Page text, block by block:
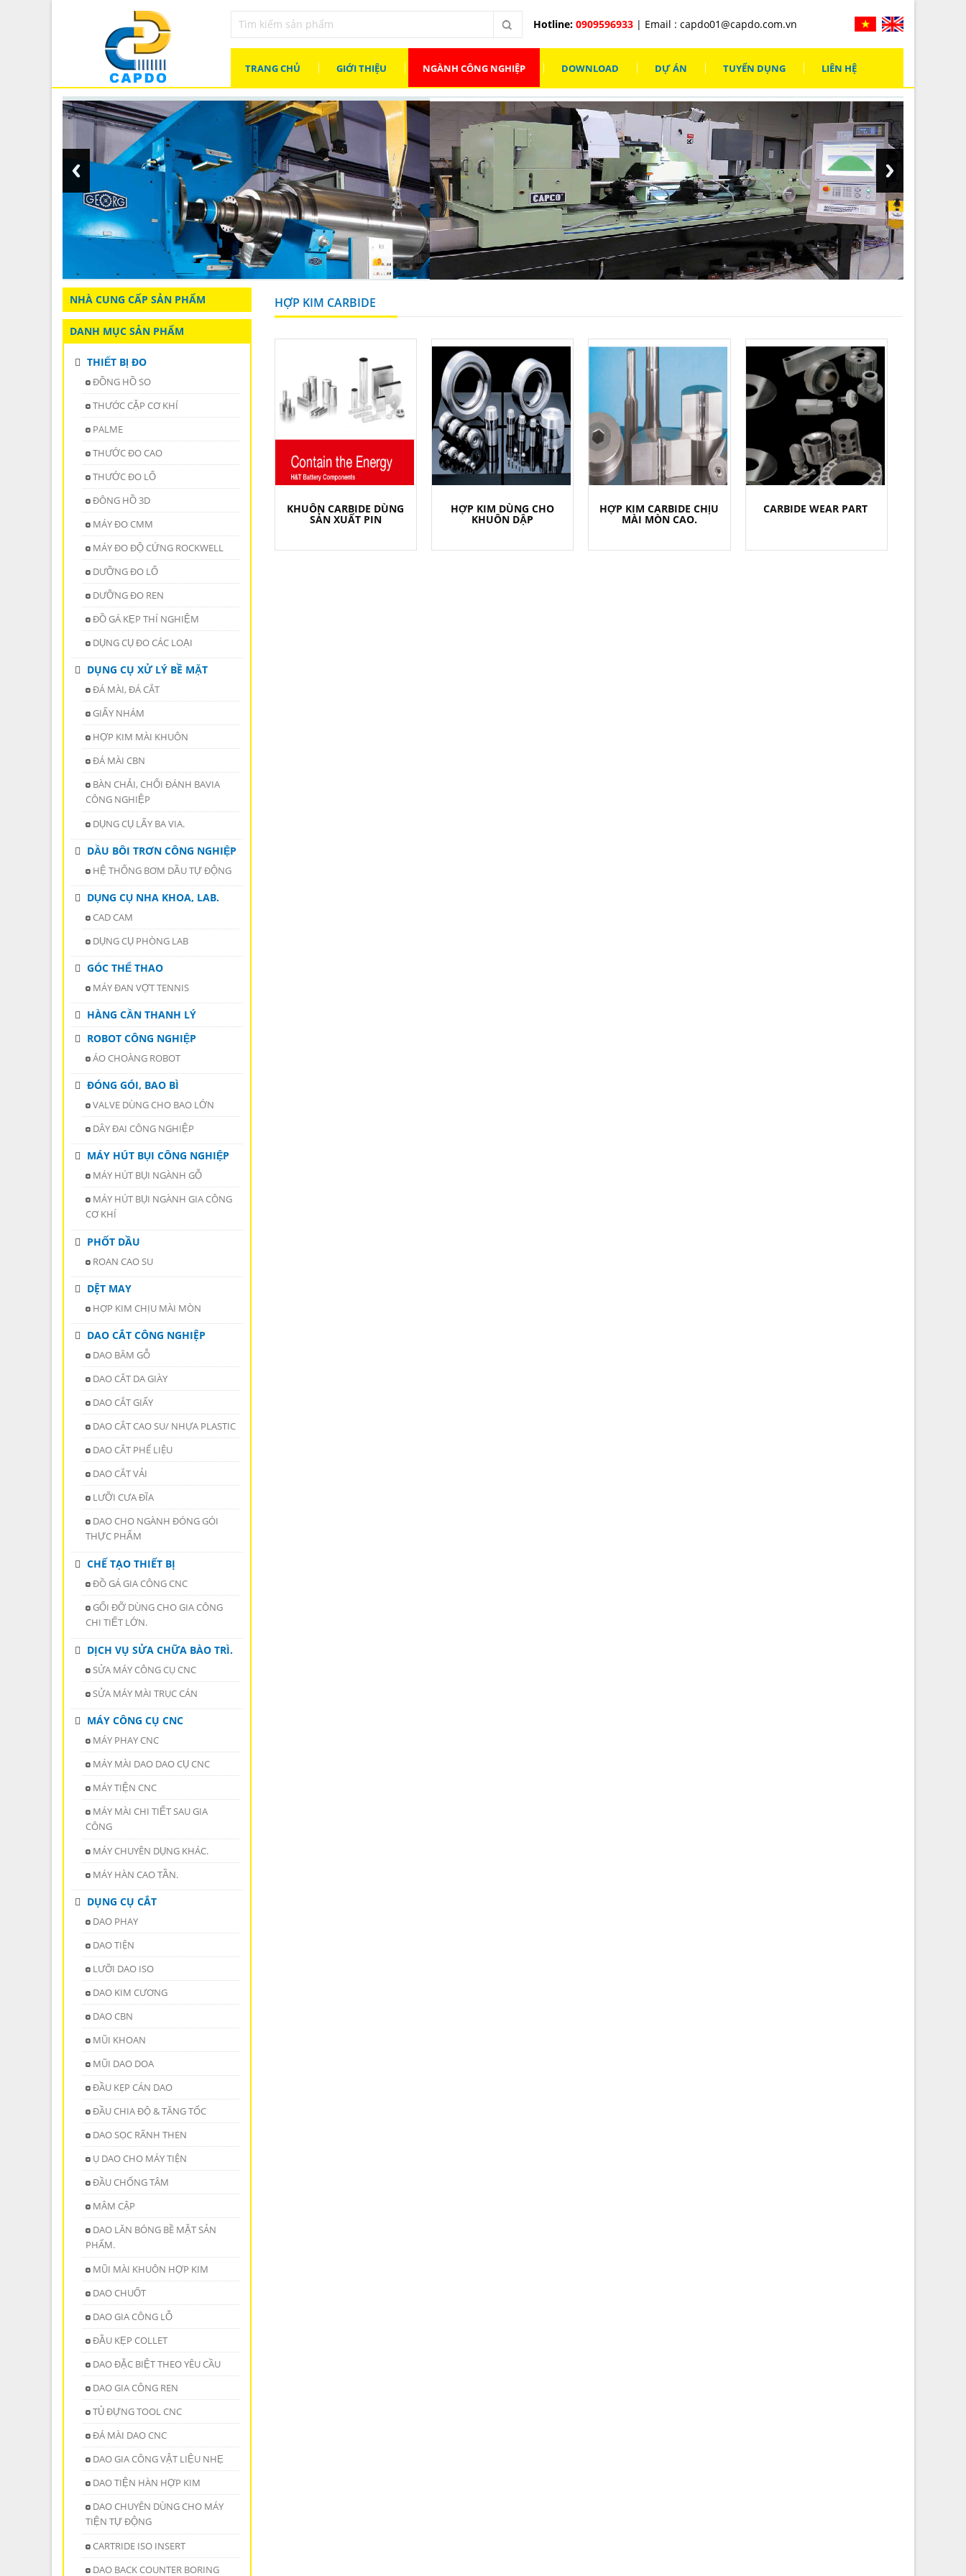
Hotline:0909596933 | Email :capdo01@capdo.com.vn
TRANG CHỦ GIỚI THIỆU NGÀNH CÔNG NGHIỆP DOWNLOAD DỰ ÁN TUYỂN DỤNG LIÊN HỆ
NHÀ CUNG CẤP SẢN PHẨM
DANH MỤC SẢN PHẨM
THIẾT BỊ ĐO
ĐỒNG HỒ SO
THƯỚC CẶP CƠ KHÍ
PALME
THƯỚC ĐO CAO
THƯỚC ĐO LỔ
ĐÔNG HỒ 3D
MÁY ĐO CMM
MÁY ĐO ĐỘ CỨNG ROCKWELL
DƯỠNG ĐO LỔ
DƯỠNG ĐO REN
ĐỒ GÁ KẸP THÍ NGHIỆM
DỤNG CỤ ĐO CÁC LOẠI
DỤNG CỤ XỬ LÝ BỀ MẶT
ĐÁ MÀI, ĐÁ CẮT
GIẤY NHÁM
HỢP KIM MÀI KHUÔN
ĐÁ MÀI CBN
BÀN CHẢI, CHỔI ĐÁNH BAVIA
CÔNG NGHIỆP
DỤNG CỤ LẤY BA VIA.
DẦU BÔI TRƠN CÔNG NGHIỆP
HỆ THỐNG BƠM DẦU TỰ ĐỘNG
DỤNG CỤ NHA KHOA, LAB.
CAD CAM
DỤNG CỤ PHÒNG LAB
GÓC THỂ THAO
MÁY ĐAN VỢT TENNIS
HÀNG CẦN THANH LÝ
ROBOT CÔNG NGHIỆP
ÁO CHOÀNG ROBOT
ĐÓNG GÓI, BAO BÌ
VALVE DÙNG CHO BAO LỚN
DÂY ĐAI CÔNG NGHIỆP
MÁY HÚT BỤI CÔNG NGHIỆP
MÁY HÚT BỤI NGÀNH GỖ
MÁY HÚT BỤI NGÀNH GIA CÔNG
CƠ KHÍ
PHỐT DẦU
ROAN CAO SU
DỆT MAY
HỢP KIM CHỊU MÀI MÒN
DAO CẮT CÔNG NGHIỆP
DAO BĂM GỖ
DAO CẮT DA GIÀY
DAO CẮT GIẤY
DAO CẮT CAO SU/ NHỰA PLASTIC
DAO CẮT PHẾ LIỆU
DAO CẮT VẢI
LƯỠI CƯA ĐĨA
DAO CHO NGÀNH ĐÓNG GÓI
THỰC PHẨM
CHẾ TẠO THIẾT BỊ
ĐỒ GÁ GIA CÔNG CNC
GỐI ĐỠ DÙNG CHO GIA CÔNG
CHI TIẾT LỚN.
DỊCH VỤ SỬA CHỮA BÀO TRÌ.
SỬA MÁY CÔNG CỤ CNC
SỬA MÁY MÀI TRỤC CÁN
MÁY CÔNG CỤ CNC
MÁY PHAY CNC
MÁY MÀI DAO DAO CỤ CNC
MÁY TIỆN CNC
MÁY MÀI CHI TIẾT SAU GIA
CÔNG
MÁY CHUYÊN DỤNG KHÁC.
MÁY HÀN CAO TẦN.
DỤNG CỤ CẮT
DAO PHAY
DAO TIỆN
LƯỠI DAO ISO
DAO KIM CƯƠNG
DAO CBN
MŨI KHOAN
MŨI DAO DOA
ĐẦU KẸP CÁN DAO
ĐẦU CHIA ĐỘ & TĂNG TỐC
DAO SỌC RÃNH THEN
Ụ DAO CHO MÁY TIỆN
ĐẦU CHỐNG TÂM
MÂM CẬP
DAO LĂN BÓNG BỀ MẶT SẢN
PHẨM.
MŨI MÀI KHUÔN HỢP KIM
DAO CHUỐT
DAO GIA CÔNG LỖ
ĐẦU KẸP COLLET
DAO ĐẶC BIỆT THEO YÊU CẦU
DAO GIA CÔNG REN
TỦ ĐỰNG TOOL CNC
ĐÁ MÀI DAO CNC
DAO GIA CÔNG VẬT LIỆU NHẸ
DAO TIỆN HÀN HỢP KIM
DAO CHUYÊN DÙNG CHO MÁY
TIỆN TỰ ĐỘNG
CARTRIDE ISO INSERT
DAO BACK COUNTER BORING
HỢP KIM CARBIDE
KHUÔN CARBIDE DÙNG
SẢN XUẤT PIN
HỢP KIM DÙNG CHO
KHUÔN DẬP
HỢP KIM CARBIDE CHỊU
MÀI MÒN CAO.
CARBIDE WEAR PART